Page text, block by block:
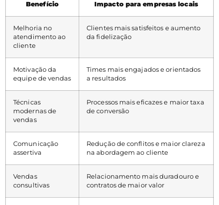
Benefício Impacto para empresas locais
Melhoria no
atendimento ao
cliente
Clientes mais satisfeitos e aumento
da fidelização
Motivação da
equipe de vendas
Times mais engajados e orientados
a resultados
Técnicas
modernas de
vendas
Processos mais eficazes e maior taxa
de conversão
Comunicação
assertiva
Redução de conflitos e maior clareza
na abordagem ao cliente
Vendas
consultivas
Relacionamento mais duradouro e
contratos de maior valor